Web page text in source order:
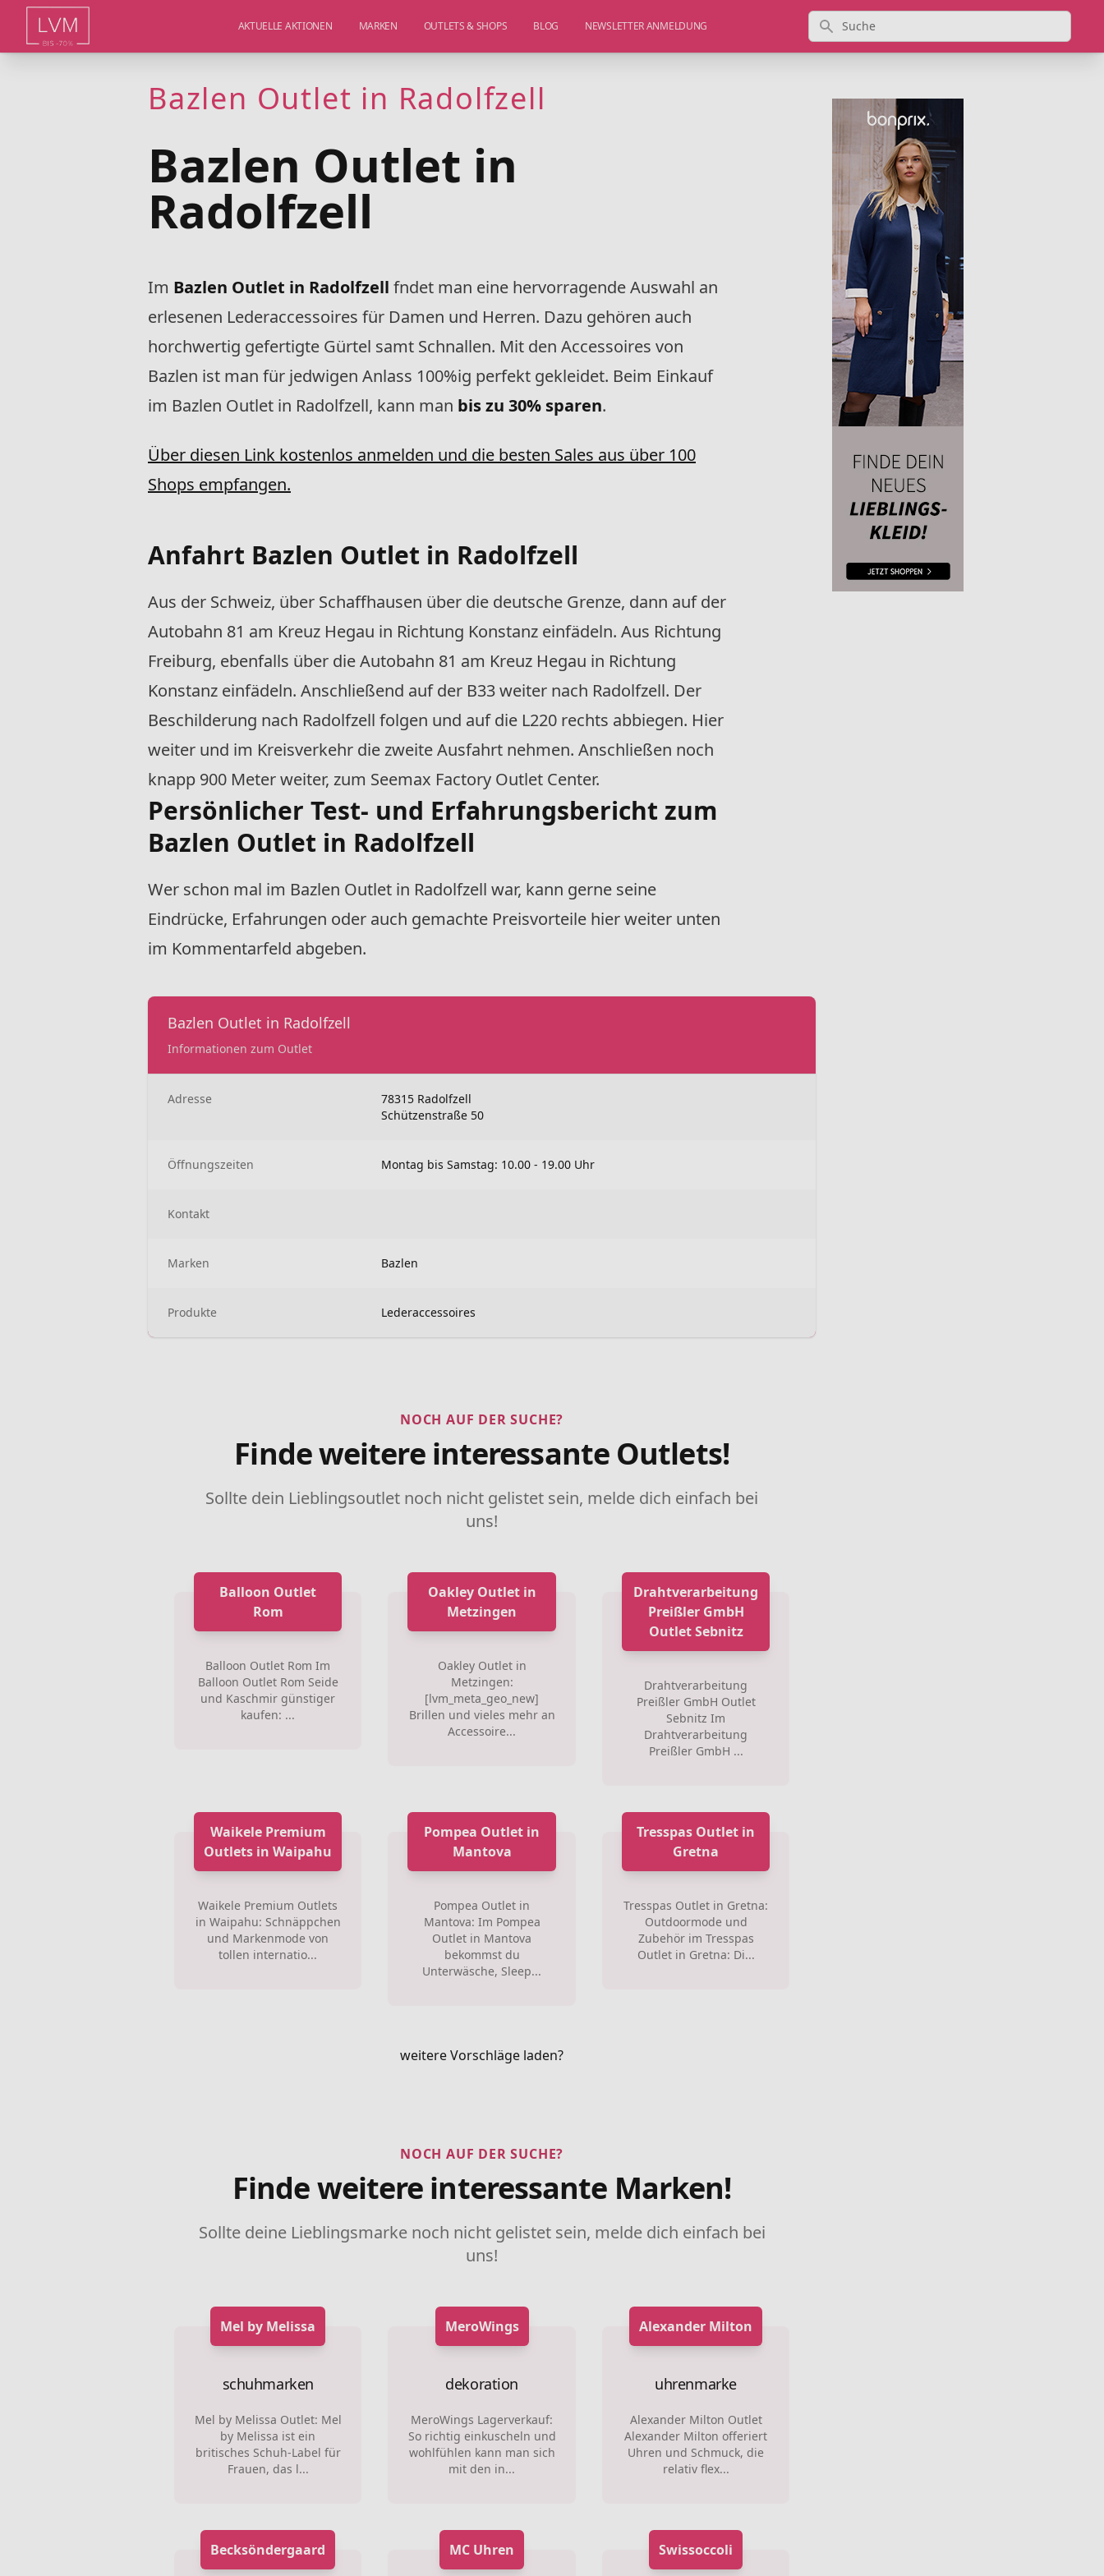
AKTUELLE AKTIONEN MARKEN OUTLETS & SHOPS BLOG NEWSLETTER ANMELDUNG Suche
Bazlen Outlet in Radolfzell
Bazlen Outlet in
Radolfzell
Im Bazlen Outlet in Radolfzell fndet man eine hervorragende Auswahl an
erlesenen Lederaccessoires für Damen und Herren. Dazu gehören auch
horchwertig gefertigte Gürtel samt Schnallen. Mit den Accessoires von
Bazlen ist man für jedwigen Anlass 100%ig perfekt gekleidet. Beim Einkauf
im Bazlen Outlet in Radolfzell, kann man bis zu 30% sparen.
Über diesen Link kostenlos anmelden und die besten Sales aus über 100
Shops empfangen.
Anfahrt Bazlen Outlet in Radolfzell
Aus der Schweiz, über Schaffhausen über die deutsche Grenze, dann auf der
Autobahn 81 am Kreuz Hegau in Richtung Konstanz einfädeln. Aus Richtung
Freiburg, ebenfalls über die Autobahn 81 am Kreuz Hegau in Richtung
Konstanz einfädeln. Anschließend auf der B33 weiter nach Radolfzell. Der
Beschilderung nach Radolfzell folgen und auf die L220 rechts abbiegen. Hier
weiter und im Kreisverkehr die zweite Ausfahrt nehmen. Anschließen noch
knapp 900 Meter weiter, zum Seemax Factory Outlet Center.
Persönlicher Test- und Erfahrungsbericht zum
Bazlen Outlet in Radolfzell
Wer schon mal im Bazlen Outlet in Radolfzell war, kann gerne seine
Eindrücke, Erfahrungen oder auch gemachte Preisvorteile hier weiter unten
im Kommentarfeld abgeben.
Bazlen Outlet in Radolfzell
Informationen zum Outlet
Adresse
78315 Radolfzell
Schützenstraße 50
Öffnungszeiten Montag bis Samstag: 10.00 - 19.00 Uhr
Kontakt
Marken Bazlen
Produkte Lederaccessoires
NOCH AUF DER SUCHE?
Finde weitere interessante Outlets!
Sollte dein Lieblingsoutlet noch nicht gelistet sein, melde dich einfach bei
uns!
Balloon Outlet
Rom
Balloon Outlet Rom Im
Balloon Outlet Rom Seide
und Kaschmir günstiger
kaufen: ...
Oakley Outlet in
Metzingen
Oakley Outlet in
Metzingen:
[lvm_meta_geo_new]
Brillen und vieles mehr an
Accessoire...
Drahtverarbeitung
Preißler GmbH
Outlet Sebnitz
Drahtverarbeitung
Preißler GmbH Outlet
Sebnitz Im
Drahtverarbeitung
Preißler GmbH ...
Waikele Premium
Outlets in Waipahu
Waikele Premium Outlets
in Waipahu: Schnäppchen
und Markenmode von
tollen internatio...
Pompea Outlet in
Mantova
Pompea Outlet in
Mantova: Im Pompea
Outlet in Mantova
bekommst du
Unterwäsche, Sleep...
Tresspas Outlet in
Gretna
Tresspas Outlet in Gretna:
Outdoormode und
Zubehör im Tresspas
Outlet in Gretna: Di...
weitere Vorschläge laden?
NOCH AUF DER SUCHE?
Finde weitere interessante Marken!
Sollte deine Lieblingsmarke noch nicht gelistet sein, melde dich einfach bei
uns!
Mel by Melissa
schuhmarken
Mel by Melissa Outlet: Mel
by Melissa ist ein
britisches Schuh-Label für
Frauen, das l...
MeroWings
dekoration
MeroWings Lagerverkauf:
So richtig einkuscheln und
wohlfühlen kann man sich
mit den in...
Alexander Milton
uhrenmarke
Alexander Milton Outlet
Alexander Milton offeriert
Uhren und Schmuck, die
relativ flex...
Becksöndergaard MC Uhren Swissoccoli